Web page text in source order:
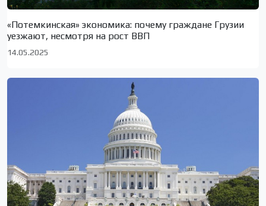
«Потемкинская» экономика: почему граждане Грузии
уезжают, несмотря на рост ВВП
14.05.2025